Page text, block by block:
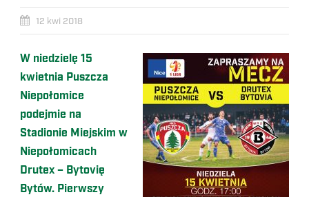
12 kwi 2018
W niedzielę 15
kwietnia Puszcza
Niepołomice
podejmie na
Stadionie Miejskim w
Niepołomicach
Drutex – Bytovię
Bytów. Pierwszy